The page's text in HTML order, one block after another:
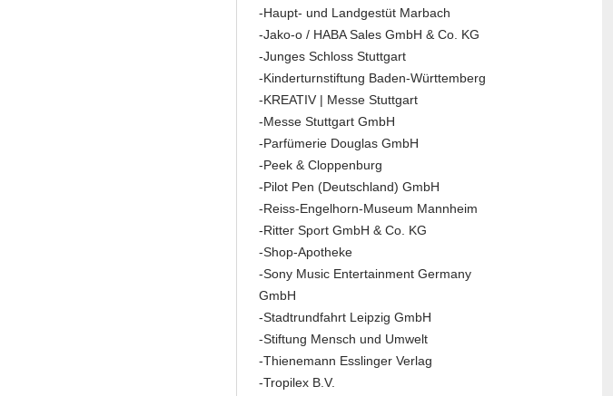
-Haupt- und Landgestüt Marbach
-Jako-o / HABA Sales GmbH & Co. KG
-Junges Schloss Stuttgart
-Kinderturnstiftung Baden-Württemberg
-KREATIV | Messe Stuttgart
-Messe Stuttgart GmbH
-Parfümerie Douglas GmbH
-Peek & Cloppenburg
-Pilot Pen (Deutschland) GmbH
-Reiss-Engelhorn-Museum Mannheim
-Ritter Sport GmbH & Co. KG
-Shop-Apotheke
-Sony Music Entertainment Germany
GmbH
-Stadtrundfahrt Leipzig GmbH
-Stiftung Mensch und Umwelt
-Thienemann Esslinger Verlag
-Tropilex B.V.